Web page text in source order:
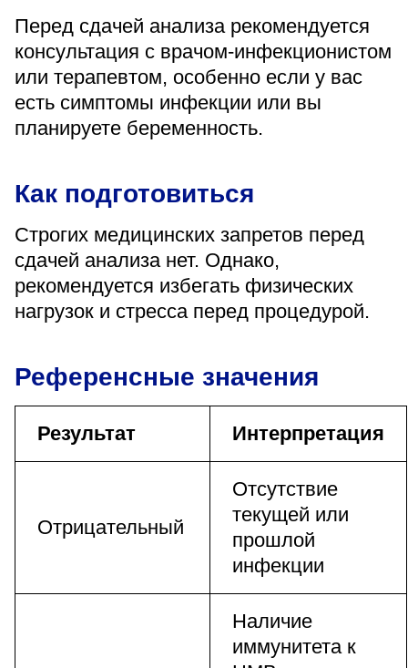
Перед сдачей анализа рекомендуется
консультация с врачом-инфекционистом
или терапевтом, особенно если у вас
есть симптомы инфекции или вы
планируете беременность.
Как подготовиться
Строгих медицинских запретов перед
сдачей анализа нет. Однако,
рекомендуется избегать физических
нагрузок и стресса перед процедурой.
Референсные значения
Результат Интерпретация
Отрицательный
Отсутствие
текущей или
прошлой
инфекции
Наличие
иммунитета к